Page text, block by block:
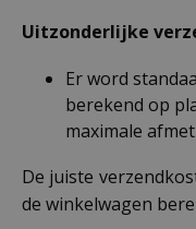
Uitzonderlijke
Er word
berekend op
maximale
De juiste
de winkelwagen